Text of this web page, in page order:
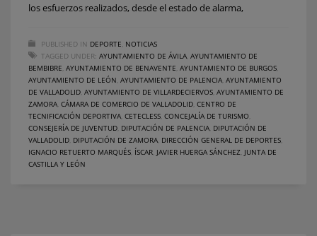
los esfuerzos realizados, desde el estado de alarma,
PUBLISHED IN DEPORTE NOTICIAS
TAGGED UNDER: AYUNTAMIENTO DE ÁVILA AYUNTAMIENTO DE
BEMBIBRE AYUNTAMIENTO DE BENAVENTE AYUNTAMIENTO DE BURGOS
AYUNTAMIENTO DE LEÓN AYUNTAMIENTO DE PALENCIA AYUNTAMIENTO
DE VALLADOLID AYUNTAMIENTO DE VILLARDECIERVOS AYUNTAMIENTO DE
ZAMORA CÁMARA DE COMERCIO DE VALLADOLID CENTRO DE
TECNIFICACIÓN DEPORTIVA CETECLESS CONCEJALÍA DE TURISMO
CONSEJERÍA DE JUVENTUD DIPUTACIÓN DE PALENCIA DIPUTACIÓN DE
VALLADOLID DIPUTACIÓN DE ZAMORA DIRECCIÓN GENERAL DE DEPORTES
IGNACIO RETUERTO MARQUÉS ÍSCAR JAVIER HUERGA SÁNCHEZ JUNTA DE
CASTILLA Y LEÓN